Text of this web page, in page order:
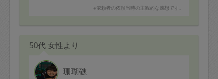
・キュウリとワカメの酢の物
・カイワレとタラコ、チーズの和え物
・キノコの炒め物
冷奴のタレとカイワレの和え物、ヒットです(^^♪
また次回もよろしくお願いします！
※依頼者の依頼当時の主観的な感想です。
50代 女性より
珊瑚礁